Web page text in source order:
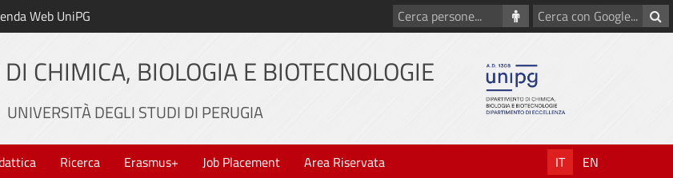
Web UniPG
Cerca
con
Cerca
persone
CHIMICA, BIOLOGIA E BIOTECNOLOGIE
UNIVERSITÀ DEGLI STUDI DI PERUGIA
Ricerca Erasmus+ Job Placement Area Riservata IT EN